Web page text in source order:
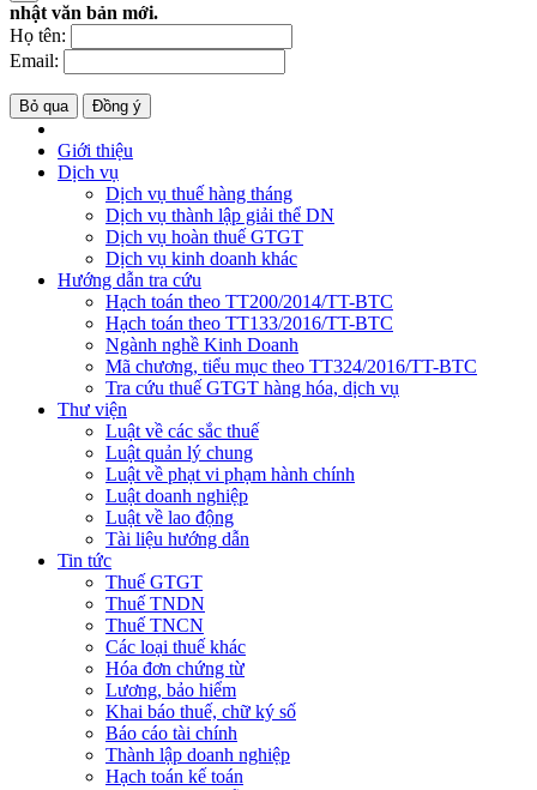
nhật văn bản mới.
Họ tên:
Email:
Bỏ qua Đồng ý
Giới thiệu
Dịch vụ
Dịch vụ thuế hàng tháng
Dịch vụ thành lập giải thể DN
Dịch vụ hoàn thuế GTGT
Dịch vụ kinh doanh khác
Hướng dẫn tra cứu
Hạch toán theo TT200/2014/TT-BTC
Hạch toán theo TT133/2016/TT-BTC
Ngành nghề Kinh Doanh
Mã chương, tiểu mục theo TT324/2016/TT-BTC
Tra cứu thuế GTGT hàng hóa, dịch vụ
Thư viện
Luật về các sắc thuế
Luật quản lý chung
Luật về phạt vi phạm hành chính
Luật doanh nghiệp
Luật về lao động
Tài liệu hướng dẫn
Tin tức
Thuế GTGT
Thuế TNDN
Thuế TNCN
Các loại thuế khác
Hóa đơn chứng từ
Lương, bảo hiểm
Khai báo thuế, chữ ký số
Báo cáo tài chính
Thành lập doanh nghiệp
Hạch toán kế toán